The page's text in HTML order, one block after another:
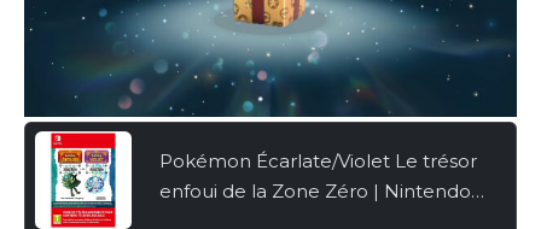
Pokémon Écarlate/Violet Le trésor
enfoui de la Zone Zéro | Nintendo